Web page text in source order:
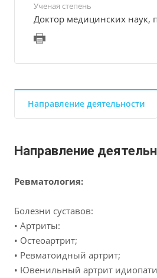
Ученая степень
Доктор медицинских наук,
Направление деятельности
Направление
Ревматология:
Болезни суставов:
• Артриты:
• Остеоартрит;
• Ревматоидный артрит;
• Ювенильный артрит